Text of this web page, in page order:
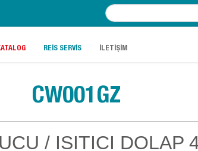
REİS SERVİS İLETİŞİM
CW001GZ
/ ISITICI DOLAP